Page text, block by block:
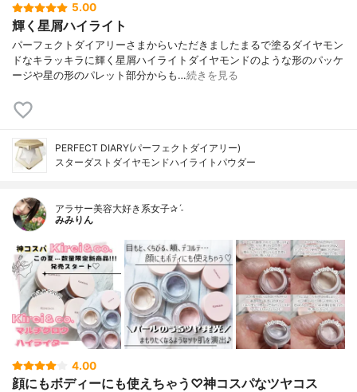
5.00
輝く星屑ハイライト
パーフェクトダイアリーさまからいただきましたまるで塗るダイヤモン
ドなキラッキラに輝く星屑ハイライトダイヤモンドのような形のパッケ
ージや星の形のパレット部分からも…続きを見る
PERFECT DIARY(パーフェクトダイアリー)
スターダストダイヤモンドハイライトパウダー
アラサー美容大好き系女子✰ˊ˗
みみりん
4.00
顔にもボディーにも使えちゃう♡神コスパなツヤコス